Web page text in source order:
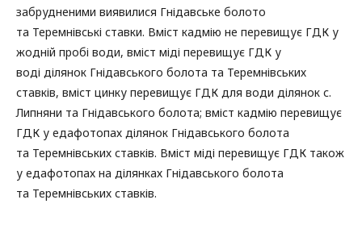
забрудненими виявилися Гнідавське болото
та Теремнівські ставки. Вміст кадмію не перевищує ГДК у
жодній пробі води, вміст міді перевищує ГДК у
воді ділянок Гнідавського болота та Теремнівських
ставків, вміст цинку перевищує ГДК для води ділянок с.
Липняни та Гнідавського болота; вміст кадмію перевищує
ГДК у едафотопах ділянок Гнідавського болота
та Теремнівських ставків. Вміст міді перевищує ГДК також
у едафотопах на ділянках Гнідавського болота
та Теремнівських ставків.